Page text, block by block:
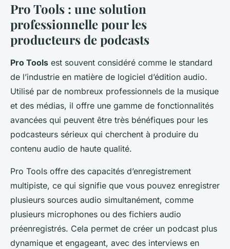
Pro Tools : une solution
professionnelle pour les
producteurs de podcasts
Pro Tools est souvent considéré comme le standard
de l’industrie en matière de logiciel d’édition audio.
Utilisé par de nombreux professionnels de la musique
et des médias, il offre une gamme de fonctionnalités
avancées qui peuvent être très bénéfiques pour les
podcasteurs sérieux qui cherchent à produire du
contenu audio de haute qualité.
Pro Tools offre des capacités d’enregistrement
multipiste, ce qui signifie que vous pouvez enregistrer
plusieurs sources audio simultanément, comme
plusieurs microphones ou des fichiers audio
préenregistrés. Cela permet de créer un podcast plus
dynamique et engageant, avec des interviews en